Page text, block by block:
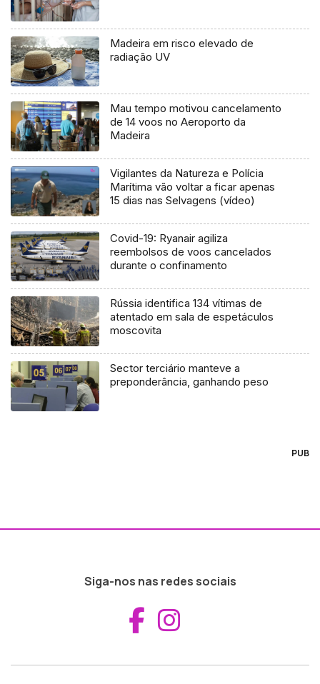
Madeira em risco elevado de
radiação UV
Mau tempo motivou cancelamento
de 14 voos no Aeroporto da
Madeira
Vigilantes da Natureza e Polícia
Marítima vão voltar a ficar apenas
15 dias nas Selvagens (vídeo)
Covid-19: Ryanair agiliza
reembolsos de voos cancelados
durante o confinamento
Rússia identifica 134 vítimas de
atentado em sala de espetáculos
moscovita
Sector terciário manteve a
preponderância, ganhando peso
PUB
Siga-nos nas redes sociais
Aceder ao